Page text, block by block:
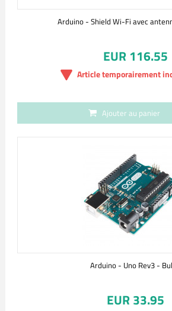
Arduino - Shield Wi-Fi avec
EUR 116.55
Article temporairement
Ajouter au panier
Arduino - Uno Rev3 -
EUR 33.95